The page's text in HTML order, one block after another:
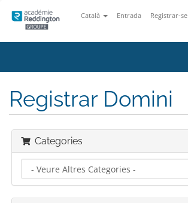
Català Entrada Registrar-se
Registrar Domini
Categories